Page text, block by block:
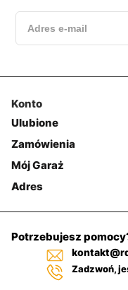
Konto
Ulubione
Zamówienia
Mój Garaż
Adres
Potrzebujesz
Zadzwoń,